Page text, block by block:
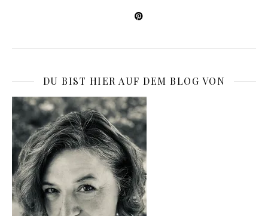
DU BIST HIER AUF DEM BLOG VON